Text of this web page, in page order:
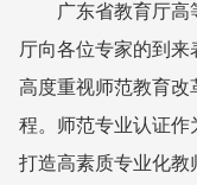
广东省教育厅
厅向各位专家的到
高度重视师范教育改
程。师范专业认证作
打造高素质专业化教